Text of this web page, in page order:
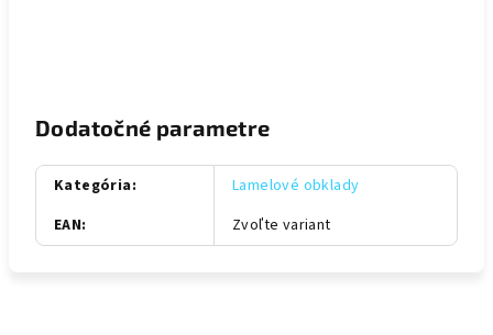
Dodatočné parametre
Kategória:
Lamelové obklady
EAN: Zvoľte variant